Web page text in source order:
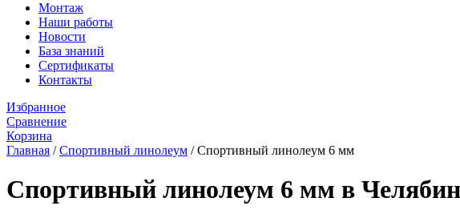
Монтаж
Наши работы
Новости
База знаний
Сертификаты
Контакты
Избранное
Сравнение
Корзина
Главная /Спортивный линолеум /Спортивный линолеум 6 мм
Спортивный линолеум 6 мм в